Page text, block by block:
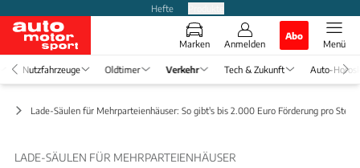
Hefte
Marken Anmelden
Abo
Menü
Nutzfahrzeuge Oldtimer Verkehr Tech & Zukunft Auto-
Lade-Säulen für Mehrparteienhäuser: So gibt's bis 2.000 Euro Förderung pro
LADE-SÄULEN FÜR MEHRPARTEIENHÄUSER